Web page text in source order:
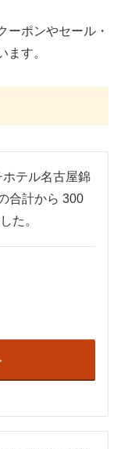
ーポンやセール・
ます。
テル名古屋錦
合計から 300
た。